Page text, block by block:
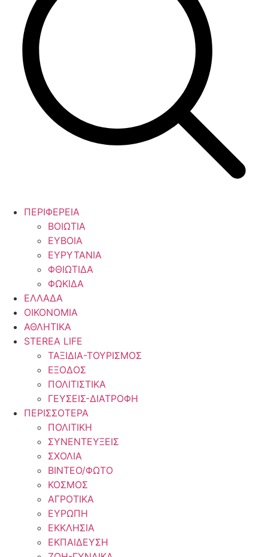
ΠΕΡΙΦΕΡΕΙΑ
ΒΟΙΩΤΙΑ
ΕΥΒΟΙΑ
ΕΥΡΥΤΑΝΙΑ
ΦΘΙΩΤΙΔΑ
ΦΩΚΙΔΑ
ΕΛΛΑΔΑ
ΟΙΚΟΝΟΜΙΑ
ΑΘΛΗΤΙΚΑ
STEREA LIFE
ΤΑΞΙΔΙΑ-ΤΟΥΡΙΣΜΟΣ
ΕΞΟΔΟΣ
ΠΟΛΙΤΙΣΤΙΚΑ
ΓΕΥΣΕΙΣ-ΔΙΑΤΡΟΦΗ
ΠΕΡΙΣΣΟΤΕΡΑ
ΠΟΛΙΤΙΚΗ
ΣΥΝΕΝΤΕΥΞΕΙΣ
ΣΧΟΛΙΑ
ΒΙΝΤΕΟ/ΦΩΤΟ
ΚΟΣΜΟΣ
ΑΓΡΟΤΙΚΑ
ΕΥΡΩΠΗ
ΕΚΚΛΗΣΙΑ
ΕΚΠΑΙΔΕΥΣΗ